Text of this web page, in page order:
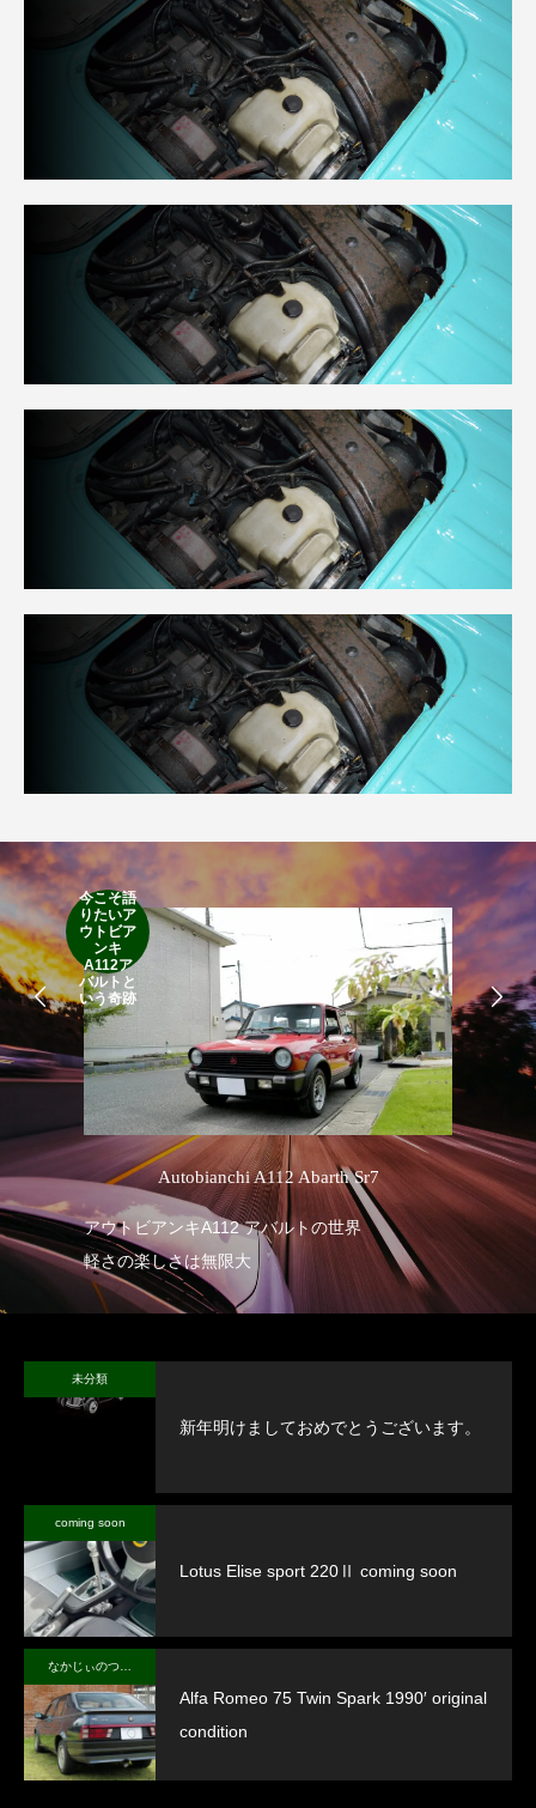
今こそ語
りたいア
ウトビア
ンキ
A112ア
バルトと
いう奇跡
Autobianchi A112 Abarth Sr7
アウトビアンキA112 アバルトの世界
軽さの楽しさは無限大
未分類
新年明けましておめでとうございます。
coming soon
Lotus Elise sport 220Ⅱ coming soon
Alfa Romeo 75 Twin Spark 1990′ original
condition